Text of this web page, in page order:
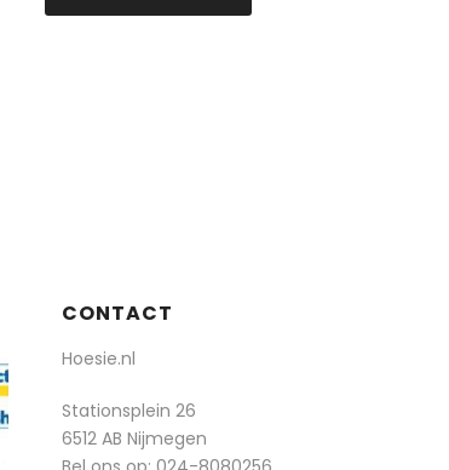
CONTACT
Hoesie.nl
Stationsplein 26
6512 AB Nijmegen